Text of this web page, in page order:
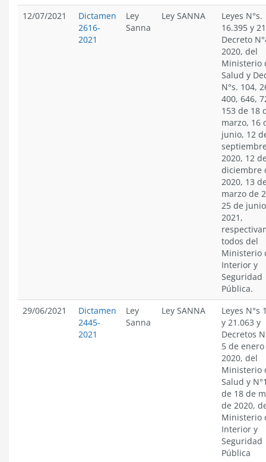
12/07/2021
Dictamen
2616-
2021
Ley
Sanna
Ley SANNA
Leyes N°s.
16.395 y
Decreto
2020, del
Ministerio
Salud y
N°s. 104,
400, 646,
153 de 18
marzo, 16
junio, 12
2020, 12
diciembre
2020, 13
marzo de
25 de
2021,
todos del
Ministerio
Interior y
Seguridad
Pública.
29/06/2021
Dictamen
2445-
2021
Ley
Sanna
Ley SANNA
Leyes N°s
y 21.063 y
Decretos
5 de
2020, del
Ministerio
Salud y
de 18 de
de 2020,
Ministerio
Interior y
Seguridad
Pública